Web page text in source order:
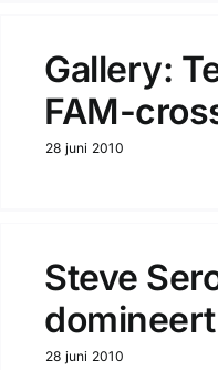
Gallery:
FAM-
28 juni 2010
Steve
28 juni 2010